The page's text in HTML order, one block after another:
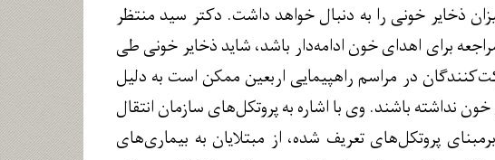
خونی را به دنبال خواهد داشت. دکتر سید منتظر
برای اهدای خون ادامه‌دار باشد، شاید ذخایر خونی طی
در مراسم راهپیمایی اربعین ممکن است به دلیل
نداشته باشند. وی با اشاره به پروتکل‌های سازمان انتقال
پروتکل‌های تعریف‌ شده، از مبتلایان به بیماری‌های